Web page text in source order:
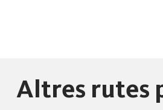
Altres rutes